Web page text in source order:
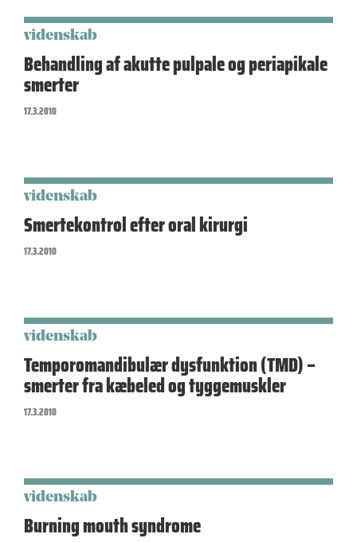
videnskab
Behandling af akutte pulpale og periapikale
smerter
17.3.2010
videnskab
Smertekontrol efter oral kirurgi
17.3.2010
videnskab
Temporomandibulær dysfunktion (TMD) –
smerter fra kæbeled og tyggemuskler
17.3.2010
videnskab
Burning mouth syndrome